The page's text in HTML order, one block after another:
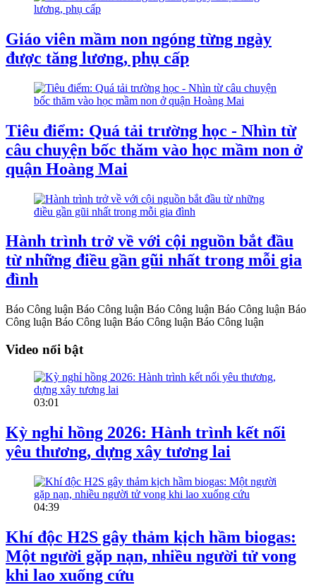
Giáo viên mầm non ngóng từng ngày
được tăng lương, phụ cấp
Tiêu điểm: Quá tải trường học - Nhìn từ
câu chuyện bốc thăm vào học mầm non ở
quận Hoàng Mai
Hành trình trở về với cội nguồn bắt đầu
từ những điều gần gũi nhất trong mỗi gia
đình
Báo Công luận Báo Công luận Báo Công luận Báo Công luận Báo
Công luận Báo Công luận Báo Công luận Báo Công luận
Video nổi bật
03:01
Kỳ nghỉ hồng 2026: Hành trình kết nối
yêu thương, dựng xây tương lai
04:39
Khí độc H2S gây thảm kịch hầm biogas:
Một người gặp nạn, nhiều người tử vong
khi lao xuống cứu